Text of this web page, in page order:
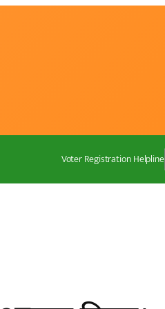
Voter Registration Helpline